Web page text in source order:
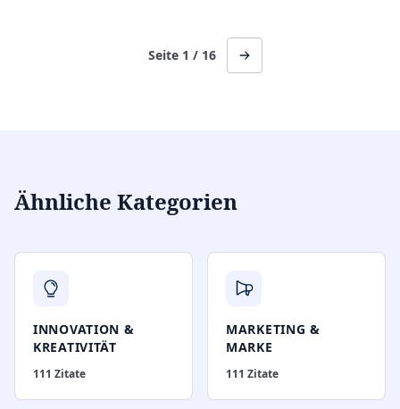
Seite 1 / 16
Ähnliche Kategorien
INNOVATION &
KREATIVITÄT
111 Zitate
MARKETING &
MARKE
111 Zitate